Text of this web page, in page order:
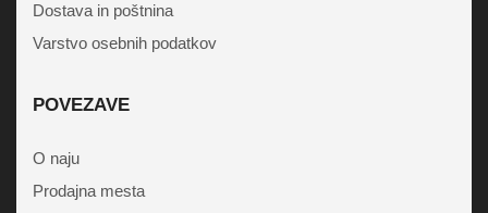
Dostava in poštnina
Varstvo osebnih podatkov
POVEZAVE
O naju
Prodajna mesta